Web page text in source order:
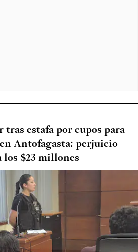
tras estafa por cupos para
Antofagasta: perjuicio
los $23 millones